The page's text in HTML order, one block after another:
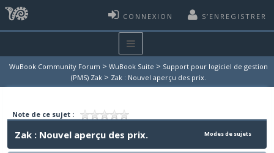
CONNEXION S’ENREGISTRER
WuBook Community Forum > WuBook Suite > Support pour logiciel de gestion
(PMS) Zak > Zak : Nouvel aperçu des prix.
Note de ce sujet :
Modes de sujets
Zak : Nouvel aperçu des prix.